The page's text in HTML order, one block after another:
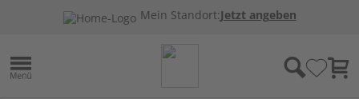
Mein Standort:Jetzt angeben